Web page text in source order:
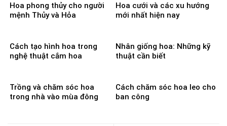
Hoa phong thủy cho người
mệnh Thủy và Hỏa
Hoa cưới và các xu hướng
mới nhất hiện nay
Cách tạo hình hoa trong
nghệ thuật cắm hoa
Nhân giống hoa: Những kỹ
thuật cần biết
Trồng và chăm sóc hoa
trong nhà vào mùa đông
Cách chăm sóc hoa leo cho
ban công